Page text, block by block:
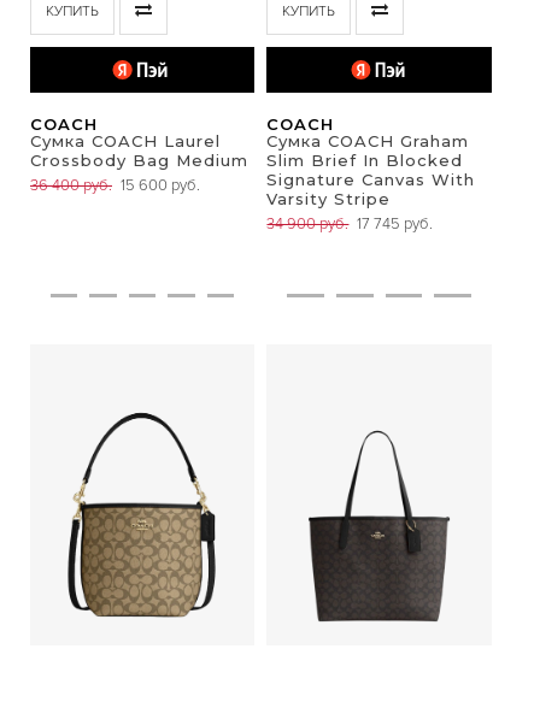
КУПИТЬ
COACH
Сумка COACH Laurel
Crossbody Bag Medium
36 400 руб. 15 600 руб.
КУПИТЬ
COACH
Сумка COACH Graham
Slim Brief In Blocked
Signature Canvas With
Varsity Stripe
34 900 руб. 17 745 руб.